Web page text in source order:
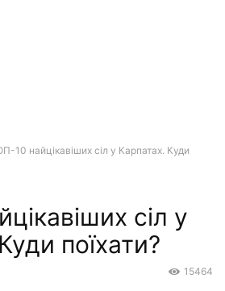
10 найцікавіших сіл у Карпатах. Куди
сіл у
поїхати?
15464